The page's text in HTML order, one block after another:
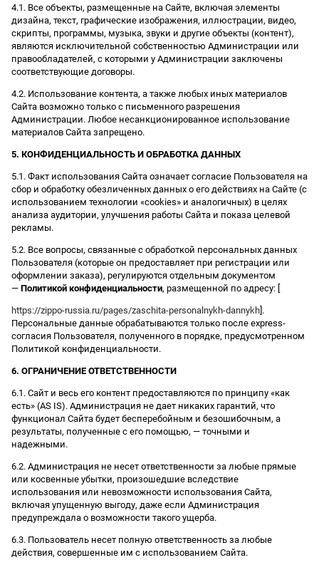
4.1. Все объекты, размещенные на Сайте, включая элементы
дизайна, текст, графические изображения, иллюстрации, видео,
скрипты, программы, музыка, звуки и другие объекты (контент),
являются исключительной собственностью Администрации или
правообладателей, с которыми у Администрации заключены
соответствующие договоры.
4.2. Использование контента, а также любых иных материалов
Сайта возможно только с письменного разрешения
Администрации. Любое несанкционированное использование
материалов Сайта запрещено.
5. КОНФИДЕНЦИАЛЬНОСТЬ И ОБРАБОТКА ДАННЫХ
5.1. Факт использования Сайта означает согласие Пользователя на
сбор и обработку обезличенных данных о его действиях на Сайте (с
использованием технологии «cookies» и аналогичных) в целях
анализа аудитории, улучшения работы Сайта и показа целевой
рекламы.
5.2. Все вопросы, связанные с обработкой персональных данных
Пользователя (которые он предоставляет при регистрации или
оформлении заказа), регулируются отдельным документом
— Политикой конфиденциальности, размещенной по адресу: [
https://zippo-russia.ru/pages/zaschita-personalnykh-dannykh ].
Персональные данные обрабатываются только после express-
согласия Пользователя, полученного в порядке, предусмотренном
Политикой конфиденциальности.
6. ОГРАНИЧЕНИЕ ОТВЕТСТВЕННОСТИ
6.1. Сайт и весь его контент предоставляются по принципу «как
есть» (AS IS). Администрация не дает никаких гарантий, что
функционал Сайта будет бесперебойным и безошибочным, а
результаты, полученные с его помощью, — точными и
надежными.
6.2. Администрация не несет ответственности за любые прямые
или косвенные убытки, произошедшие вследствие
использования или невозможности использования Сайта,
включая упущенную выгоду, даже если Администрация
предупреждала о возможности такого ущерба.
6.3. Пользователь несет полную ответственность за любые
действия, совершенные им с использованием Сайта.